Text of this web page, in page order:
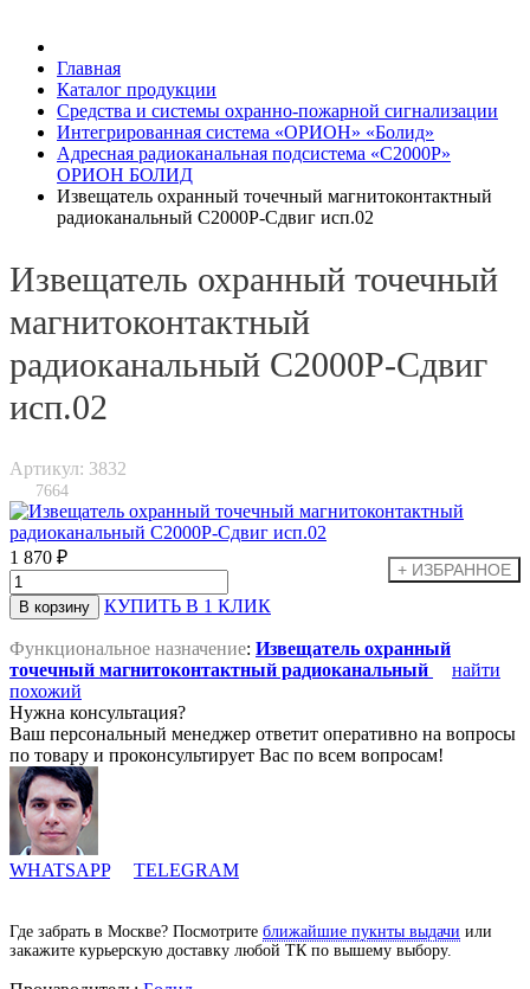
Главная
Каталог продукции
Средства и системы охранно-пожарной сигнализации
Интегрированная система «ОРИОН» «Болид»
Адресная радиоканальная подсистема «С2000Р»
ОРИОН БОЛИД
Извещатель охранный точечный магнитоконтактный
радиоканальный С2000Р-Сдвиг исп.02
Извещатель охранный точечный
магнитоконтактный
радиоканальный С2000Р-Сдвиг
исп.02
Артикул: 3832
7664
1 870 ₽
КУПИТЬ В 1 КЛИК
Функциональное назначение: Извещатель охранный
точечный магнитоконтактный радиоканальный
найти
похожий
Нужна консультация?
Ваш персональный менеджер ответит оперативно на вопросы
по товару и проконсультирует Вас по всем вопросам!
WHATSAPP TELEGRAM
Где забрать в Москве? Посмотрите ближайшие пукнты выдачи или
закажите курьерскую доставку любой ТК по вышему выбору.